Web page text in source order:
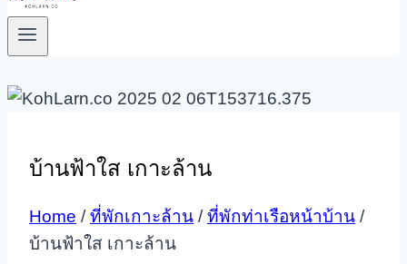
บ้านฟ้าใส เกาะล้าน
Home / ที่พักเกาะล้าน / ที่พักท่าเรือหน้าบ้าน /
บ้านฟ้าใส เกาะล้าน